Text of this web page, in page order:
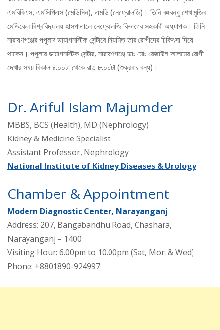
এমবিবিএস, এমসিপিএস (মেডিসিন), এমডি (নেফ্রোলজি)। তিনি বঙ্গবন্ধু শেখ মুজিব
মেডিকেল বিশ্ববিদ্যালয় হাসপাতালে নেফ্রোলজি বিভাগের সহকারী অধ্যাপক। তিনি
নারায়ণগঞ্জের পপুলার ডায়াগনস্টিক সেন্টারে নিয়মিত তার রোগীদের চিকিৎসা দিয়ে
থাকেন। পপুলার ডায়াগনস্টিক সেন্টার, নারায়ণগঞ্জে ডাঃ মোঃ রেজাউল আলমের রোগী
দেখার সময় বিকাল ৪.০০টা থেকে রাত ৮.০০টা (শুক্রবার বন্ধ)।
Dr. Ariful Islam Majumder
MBBS, BCS (Health), MD (Nephrology)
Kidney & Medicine Specialist
Assistant Professor, Nephrology
National Institute of Kidney Diseases & Urology
Chamber & Appointment
Modern Diagnostic Center, Narayanganj
Address: 207, Bangabandhu Road, Chashara,
Narayanganj – 1400
Visiting Hour: 6.00pm to 10.00pm (Sat, Mon & Wed)
Phone: +8801890-924997